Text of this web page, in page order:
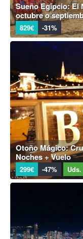
Sueño Egipcio: El
octubre o
829€ -31%
Otoño Mágico:
Noches + Vuelo
299€ -47%